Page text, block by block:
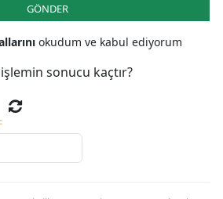
GÖNDER
okudum ve kabul ediyorum
sonucu kaçtır?